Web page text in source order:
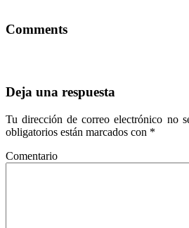
Comments
Deja una respuesta
Tu dirección de correo electrónico no
obligatorios están marcados con *